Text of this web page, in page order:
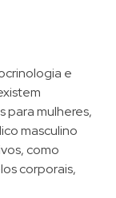
e
para mulheres,
masculino
como
corporais,